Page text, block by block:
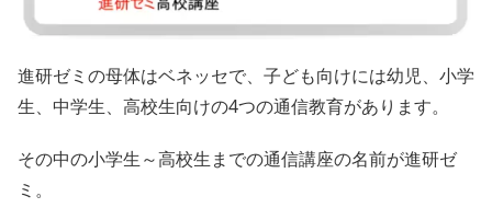
進研ゼミの母体はベネッセで、子ども向けには幼児、小学
生、中学生、高校生向けの4つの通信教育があります。
その中の小学生～高校生までの通信講座の名前が進研ゼ
ミ。